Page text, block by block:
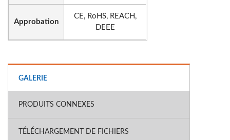
Approbation
CE, RoHS, REACH,
DEEE
GALERIE
PRODUITS CONNEXES
TÉLÉCHARGEMENT DE FICHIERS